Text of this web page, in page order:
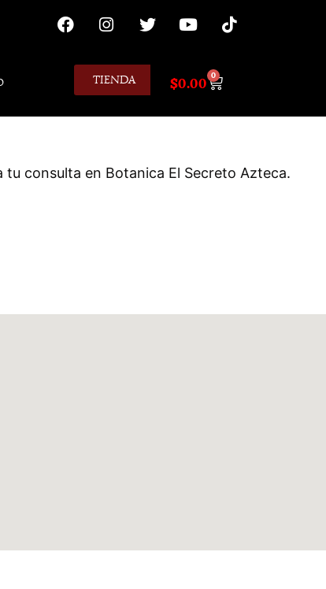
TIENDA $0.00 0
consulta en Botanica El Secreto Azteca.